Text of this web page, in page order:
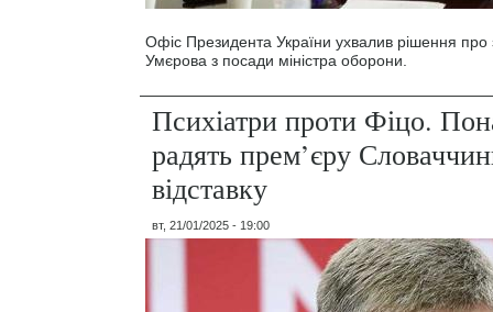
Офіс Президента України ухвалив рішення про
Умєрова з посади міністра оборони.
Психіатри проти Фіцо.
радять прем’єру
відставку
вт, 21/01/2025 - 19:00